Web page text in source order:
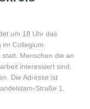
um 18 Uhr das
im Collegium
Menschen die an
interessiert sind,
Die Adresse ist
Straße 1,